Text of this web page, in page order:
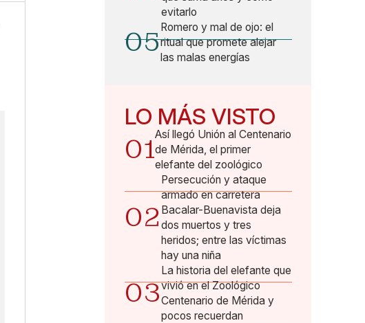
evitarlo
05Romero y mal de ojo: el
ritual que promete alejar
las malas energías
LO MÁS VISTO
01Así llegó Unión al Centenario
de Mérida, el primer
elefante del zoológico
02
Persecución y ataque
armado en carretera
Bacalar-Buenavista deja
dos muertos y tres
heridos; entre las víctimas
hay una niña
03
La historia del elefante que
vivió en el Zoológico
Centenario de Mérida y
pocos recuerdan